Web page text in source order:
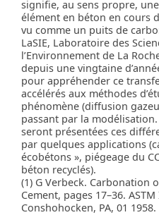
signifie, au sens propre,
élément en béton en cours
vu comme un puits de
LaSIE, Laboratoire des
l’Environnement de La
depuis une vingtaine
pour appréhender ce
accélérés aux méthodes
phénomène (diffusion
passant par la
seront présentées ces
par quelques applications
écobétons », piégeage du
béton recyclés).
(1) G Verbeck. Carbonation
Cement, pages 17–36.
Conshohocken, PA, 01 1958.